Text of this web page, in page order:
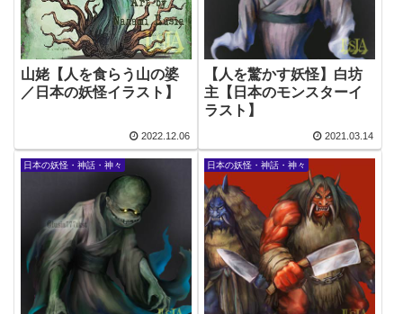
山姥【人を食らう山の婆
／日本の妖怪イラスト】
2022.12.06
【人を驚かす妖怪】白坊
主【日本のモンスターイ
ラスト】
2021.03.14
日本の妖怪・神話・神々 日本の妖怪・神話・神々